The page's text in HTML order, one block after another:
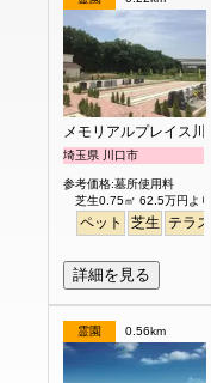
メモリアルプレイス川
埼玉県 川口市
参考価格:墓所使用料
芝生0.75㎡ 62.5万円より
ペット 芝生 テラス
詳細を見る
霊園 0.56km